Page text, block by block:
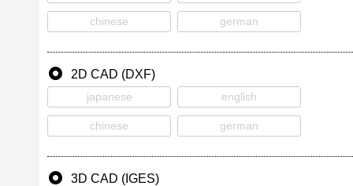
chinese german
2D CAD (DXF)
japanese english
chinese german
3D CAD (IGES)